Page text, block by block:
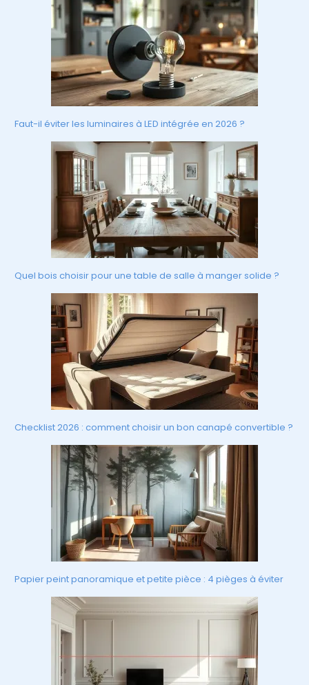
Faut-il éviter les luminaires à LED intégrée en 2026 ?
Quel bois choisir pour une table de salle à manger solide ?
Checklist 2026 : comment choisir un bon canapé convertible ?
Papier peint panoramique et petite pièce : 4 pièges à éviter